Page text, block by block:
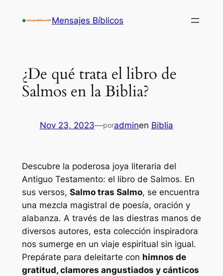
Mensajes Bíblicos
¿De qué trata el libro de
Salmos en la Biblia?
Nov 23, 2023—poradminen Biblia
Descubre la poderosa joya literaria del
Antiguo Testamento: el libro de Salmos. En
sus versos, Salmo tras Salmo, se encuentra
una mezcla magistral de poesía, oración y
alabanza. A través de las diestras manos de
diversos autores, esta colección inspiradora
nos sumerge en un viaje espiritual sin igual.
Prepárate para deleitarte con himnos de
gratitud, clamores angustiados y cánticos